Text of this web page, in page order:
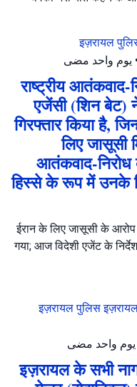
इज़रायल
• يوم واحد مضى
राष्ट्रीय आतंकवाद-
एजेंसी (शिन बेट)
गिरफ्तार किया है,
लिए जासूसी
आतंकवाद-
हिस्से के रूप में उनके
ईरान के लिए जासूसी के आरोप
गया; आज विदेशी एजेंट के
इज़रायल पुलिस
يوم واحد مضى
इज़रायल के सभी